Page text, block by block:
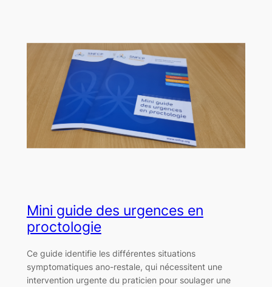
Mini guide des urgences en
proctologie
Ce guide identifie les différentes situations
symptomatiques ano-restale, qui nécessitent une
intervention urgente du praticien pour soulager une